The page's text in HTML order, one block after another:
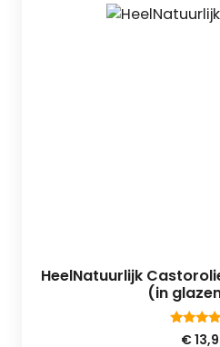
HeelNatuurlijk
(in
5.00
€